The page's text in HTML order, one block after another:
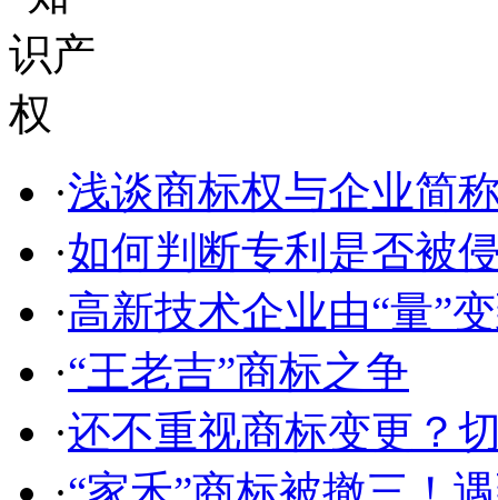
·浅谈商标权与企业简
·如何判断专利是否被
·高新技术企业由“量”
·“王老吉”商标之争
·还不重视商标变更？